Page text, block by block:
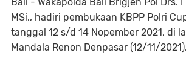
MSi., hadiri pembukaan KBPP Polri
tanggal 12 s/d 14 Nopember 2021, di
Mandala Renon Denpasar (12/11/2021).